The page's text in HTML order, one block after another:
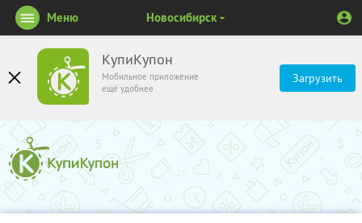
КупиКупон
Мобильное приложение
ещё удобнее
Загрузить
Меню Новосибирск